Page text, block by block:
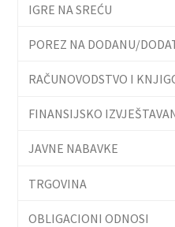
IGRE NA SREĆU
POREZ NA DODANU/
RAČUNOVODSTVO I
FINANSIJSKO
JAVNE NABAVKE
TRGOVINA
OBLIGACIONI ODNOSI